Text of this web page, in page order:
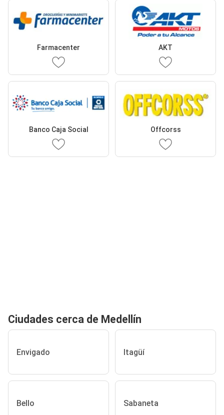
Farmacenter AKT
Banco Caja Social Offcorss
Ciudades cerca de Medellín
Envigado Itagüí
Bello Sabaneta